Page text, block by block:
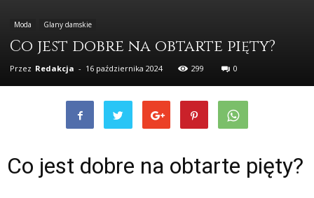
Moda Glany damskie
Co jest dobre na obtarte pięty?
Przez Redakcja - 16 października 2024 299 0
Co jest dobre na obtarte pięty?